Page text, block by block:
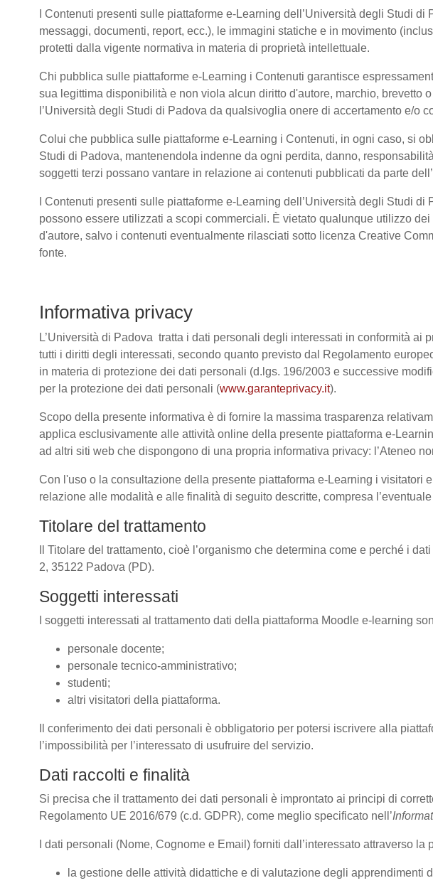
I Contenuti presenti sulle piattaforme e-Learning dell’Università degli Studi
messaggi, documenti, report, ecc.), le immagini statiche e in movimento
protetti dalla vigente normativa in materia di proprietà intellettuale.
Chi pubblica sulle piattaforme e-Learning i Contenuti garantisce
sua legittima disponibilità e non viola alcun diritto d'autore, marchio, brevetto
l’Università degli Studi di Padova da qualsivoglia onere di accertamento e/o
Colui che pubblica sulle piattaforme e-Learning i Contenuti, in ogni caso, si
Studi di Padova, mantenendola indenne da ogni perdita, danno,
soggetti terzi possano vantare in relazione ai contenuti pubblicati da parte
I Contenuti presenti sulle piattaforme e-Learning dell’Università degli Studi
possono essere utilizzati a scopi commerciali. È vietato qualunque utilizzo
d'autore, salvo i contenuti eventualmente rilasciati sotto licenza Creative
fonte.
Informativa privacy
L’Università di Padova tratta i dati personali degli interessati in conformità
tutti i diritti degli interessati, secondo quanto previsto dal Regolamento
in materia di protezione dei dati personali (d.lgs. 196/2003 e successive
per la protezione dei dati personali (www.garanteprivacy.it).
Scopo della presente informativa è di fornire la massima trasparenza
applica esclusivamente alle attività online della presente piattaforma e-
ad altri siti web che dispongono di una propria informativa privacy: l’Ateneo
Con l'uso o la consultazione della presente piattaforma e-Learning i
relazione alle modalità e alle finalità di seguito descritte, compresa
Titolare del trattamento
Il Titolare del trattamento, cioè l’organismo che determina come e perché i
2, 35122 Padova (PD).
Soggetti interessati
I soggetti interessati al trattamento dati della piattaforma Moodle e-learning
personale docente;
personale tecnico-amministrativo;
studenti;
altri visitatori della piattaforma.
Il conferimento dei dati personali è obbligatorio per potersi iscrivere alla
l’impossibilità per l’interessato di usufruire del servizio.
Dati raccolti e finalità
Si precisa che il trattamento dei dati personali è improntato ai principi di
Regolamento UE 2016/679 (c.d. GDPR), come meglio specificato nell’
I dati personali (Nome, Cognome e Email) forniti dall’interessato attraverso
la gestione delle attività didattiche e di valutazione degli